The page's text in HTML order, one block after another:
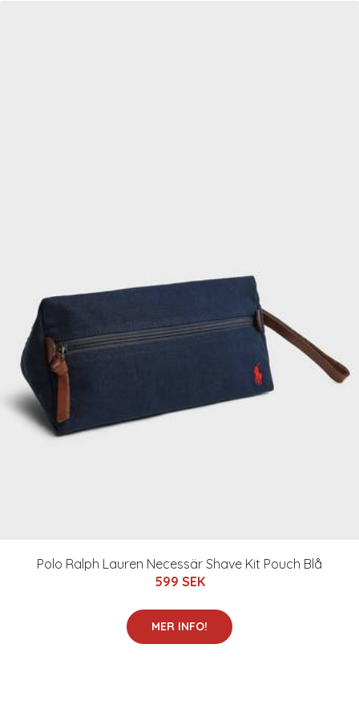
Polo Ralph Lauren Necessär Shave Kit Pouch Blå
599 SEK
MER INFO!